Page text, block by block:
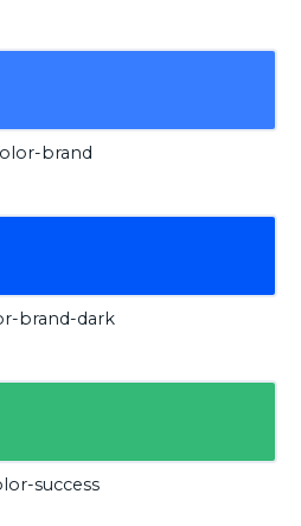
brand
brand-dark
success